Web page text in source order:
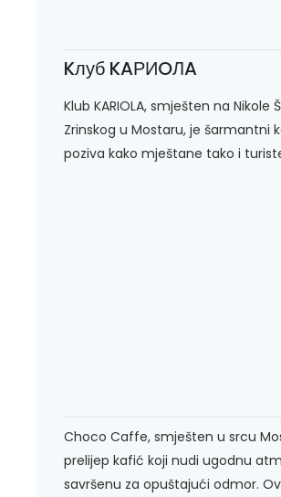
Kлуб KAРИOЛA
Klub KARIOLA, smješten na Nikole
Zrinskog u Mostaru, je šarmantni
poziva kako mještane tako i
Choco Caffe, smješten u srcu
prelijep kafić koji nudi ugodnu
savršenu za opuštajući odmor.